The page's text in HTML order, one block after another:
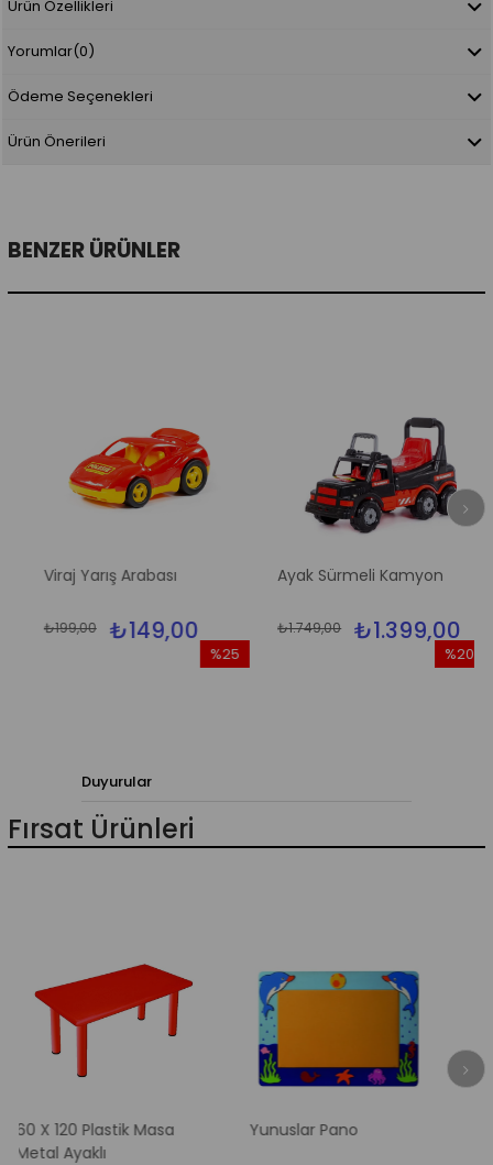
Ürün Özellikleri
Yorumlar(0)
Ödeme Seçenekleri
Ürün Önerileri
BENZER ÜRÜNLER
Viraj Yarış Arabası
₺149,00
₺199,00
%25
Ayak Sürmeli Kamyon
₺1.399,00
₺1.749,00
%20
Duyurular
Fırsat Ürünleri
Plastik Masa
Yunuslar Pano